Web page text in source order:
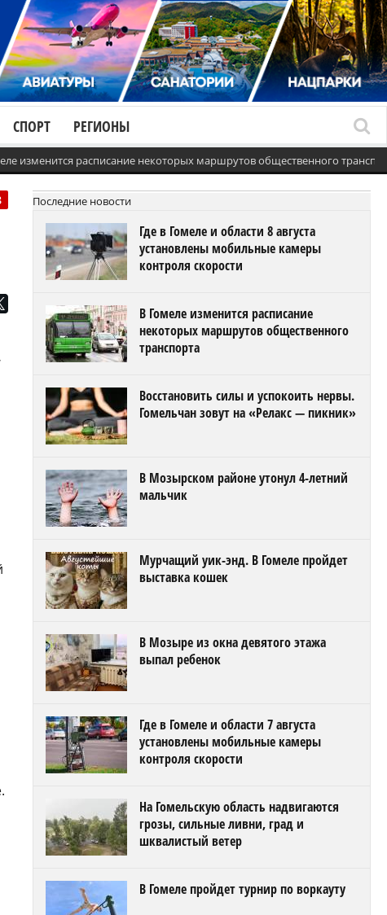
СПОРТ РЕГИОНЫ
изменится расписание некоторых маршрутов общественного
Последние новости
Где в Гомеле и области 8 августа
установлены мобильные камеры
контроля скорости
В Гомеле изменится расписание
некоторых маршрутов общественного
транспорта
Восстановить силы и успокоить нервы.
Гомельчан зовут на «Релакс — пикник»
В Мозырском районе утонул 4-летний
мальчик
Мурчащий уик-энд. В Гомеле пройдет
выставка кошек
В Мозыре из окна девятого этажа
выпал ребенок
Где в Гомеле и области 7 августа
установлены мобильные камеры
контроля скорости
На Гомельскую область надвигаются
грозы, сильные ливни, град и
шквалистый ветер
В Гомеле пройдет турнир по воркауту